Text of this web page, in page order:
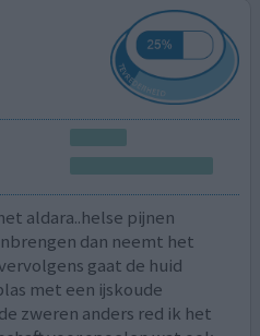
aldara..helse pijnen
dan neemt het
gaat de huid
met een ijskoude
zweren anders red ik het